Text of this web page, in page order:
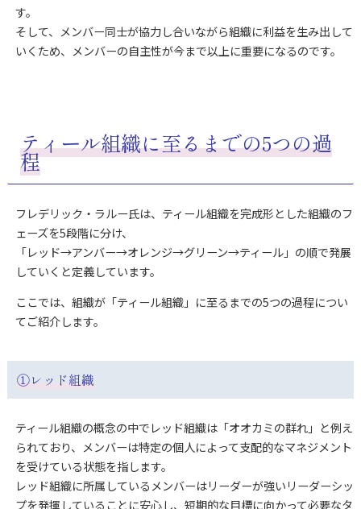
す。
そして、メンバー同士が協力し合いながら組織に利益を生み出して
いくため、メンバーの自主性が今まで以上に重要になるのです。
ティール組織に至るまでの5つの過
程
フレデリック・ラルー氏は、ティール組織を完成形とした組織のフ
ェーズを5段階に分け、
「レッド→アンバー→オレンジ→グリーン→ティール」の順で発展
していくと定義しています。
ここでは、組織が「ティール組織」に至るまでの5つの過程につい
てご紹介します。
①レッド組織
ティール組織の概念の中でレッド組織は「オオカミの群れ」と例え
られており、メンバーは特定の個人によって支配的なマネジメント
を受けている状態を指します。
レッド組織に所属しているメンバーはリーダーが強いリーダーシッ
プを発揮していることに安心し、短期的な目標に向かって必要なタ